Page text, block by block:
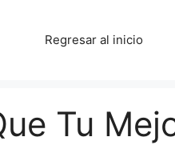
Regresar al inicio
Tu